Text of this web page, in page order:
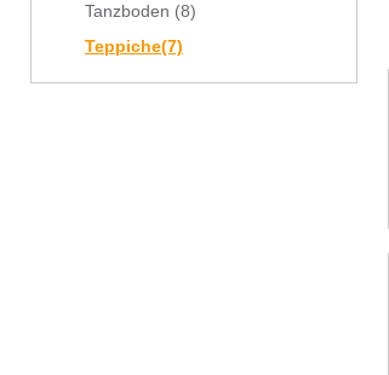
Tanzboden (8)
Teppiche(7)